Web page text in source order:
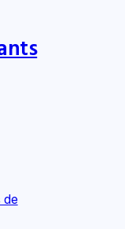
de